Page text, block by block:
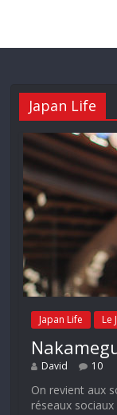
Japan Life
Japan Life Le
David 10
On revient aux
réseaux